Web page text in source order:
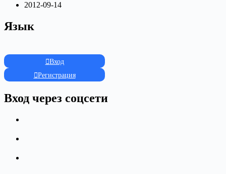
2012-09-14
Язык
Вход
Регистрация
Вход через соцсети